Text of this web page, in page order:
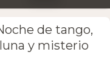
de tango,
luna y misterio